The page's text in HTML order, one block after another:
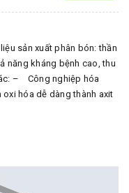
sản xuất phân bón: thần
năng kháng bệnh cao, thu
– Công nghiệp hóa
hóa dễ dàng thành axit